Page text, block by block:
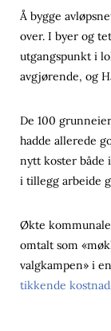
Å bygge
over. I byer og
utgangspunkt i
avgjørende, og
De 100
hadde allerede
nytt koster både
i tillegg arbeide
Økte
omtalt som
valgkampen» i en
tikkende